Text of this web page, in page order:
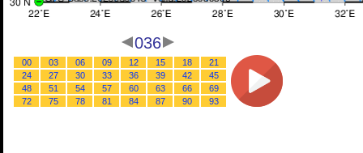
036
00 03 06 09 12 15 18
21
24
27 30 33 36 39 42
45
48
51 54 57 60 63 66
69
72
75 78 81 84 87 90 93